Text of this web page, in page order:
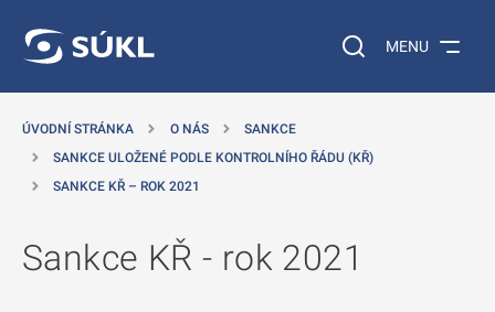
Vyhledávání na
MENU
ÚVODNÍ STRÁNKA O NÁS
SANKCE
SANKCE ULOŽENÉ PODLE KONTROLNÍHO ŘÁDU (KŘ)
SANKCE KŘ – ROK 2021
Sankce KŘ - rok 2021